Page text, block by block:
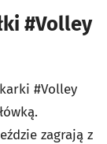
#Volley
#Volley
zagrają z